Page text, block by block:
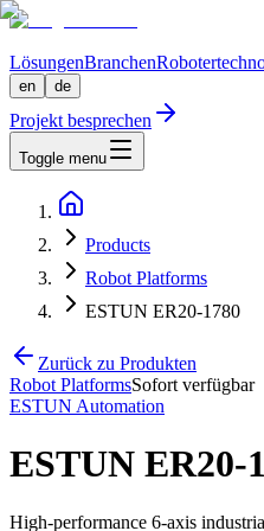
LösungenBranchen
en de
Projekt besprechen
Toggle menu
Products
Robot Platforms
ESTUN ER20-1780
Zurück zu Produkten
Robot PlatformsSofort verfügbar
ESTUN Automation
ESTUN ER20-
High-performance 6-axis